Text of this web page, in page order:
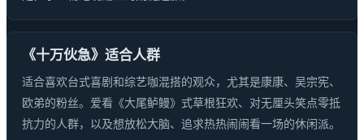
《十万伙急》适合人群
适合喜欢台式喜剧和综艺咖混搭的观众，尤其是康康、吴宗宪、
欧弟的粉丝。爱看《大尾鲈鳗》式草根狂欢、对无厘头笑点零抵
抗力的人群，以及想放松大脑、追求热热闹闹看一场的休闲派。